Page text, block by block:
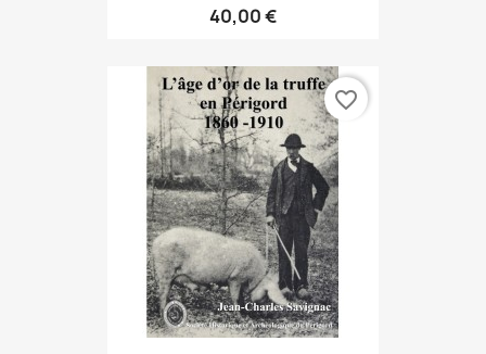
40,00 €
favorite_border